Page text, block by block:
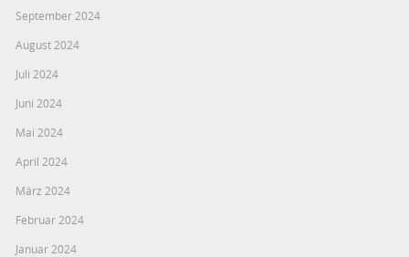
September 2024
August 2024
Juli 2024
Juni 2024
Mai 2024
April 2024
März 2024
Februar 2024
Januar 2024